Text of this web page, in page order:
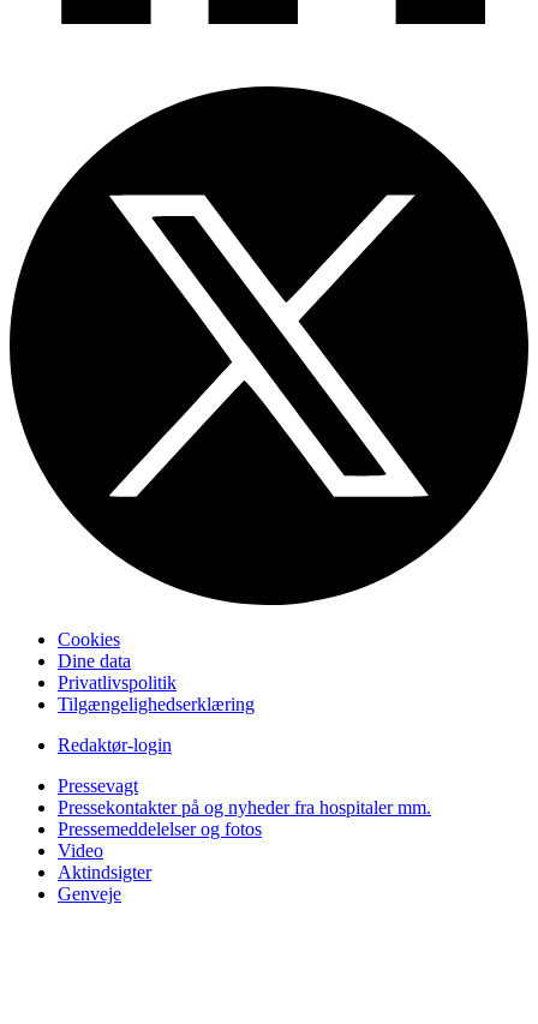
Cookies
Dine data
Privatlivspolitik
Tilgængelighedserklæring
Redaktør-login
Pressevagt
Pressekontakter på og nyheder fra hospitaler mm.
Pressemeddelelser og fotos
Video
Aktindsigter
Genveje